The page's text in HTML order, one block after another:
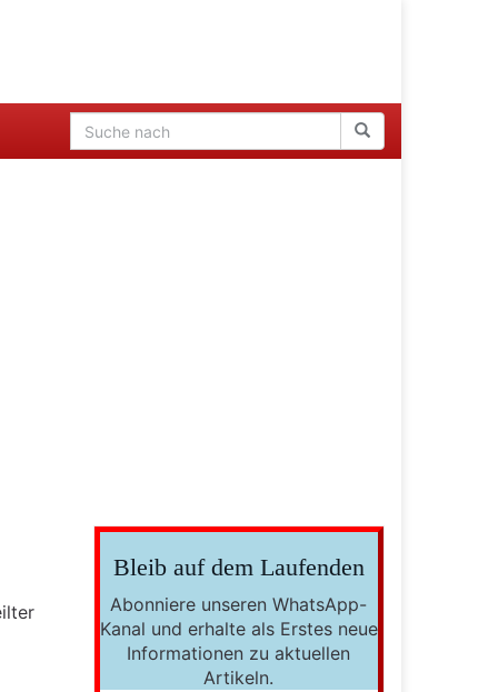
Bleib auf dem Laufenden
Abonniere unseren WhatsApp-
Kanal und erhalte als Erstes neue
Informationen zu aktuellen
Artikeln.